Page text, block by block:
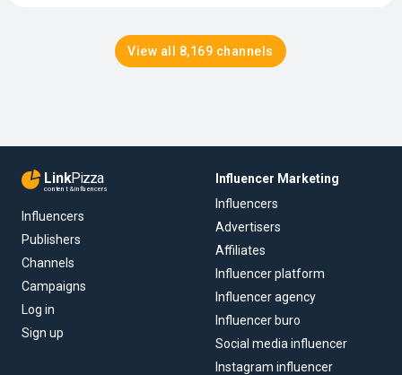
View all 8,169 channels
LinkPizza
content & influencers
Influencers
Publishers
Channels
Campaigns
Log in
Sign up
Influencer Marketing
Influencers
Advertisers
Affiliates
Influencer platform
Influencer agency
Influencer buro
Social media influencer
Instagram influencer